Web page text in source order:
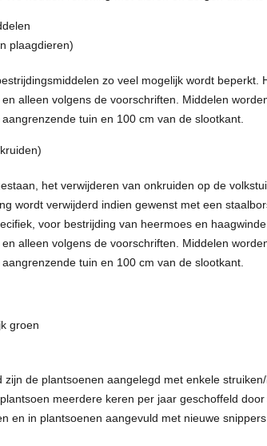
plaagdieren)
zo veel mogelijk wordt beperkt.
alleen volgens de voorschriften. Middelen
tuin en 100 cm van de slootkant.
het verwijderen van onkruiden op de
wordt verwijderd indien gewenst met een
voor bestrijding van heermoes en
alleen volgens de voorschriften. Middelen
tuin en 100 cm van de slootkant.
groen
de plantsoenen aangelegd met enkele
meerdere keren per jaar geschoffeld
en in plantsoenen aangevuld met nieuwe snippers.